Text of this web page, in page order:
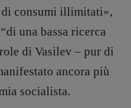
di consumi illimitati»,
una bassa ricerca
di Vasilev – pur di
ancora più
socialista.